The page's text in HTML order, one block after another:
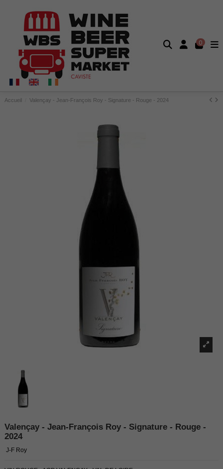
0
Accueil Valençay - Jean-François Roy - Signature - Rouge - 2024
Valençay - Jean-François Roy - Signature - Rouge -
2024
J-F Roy